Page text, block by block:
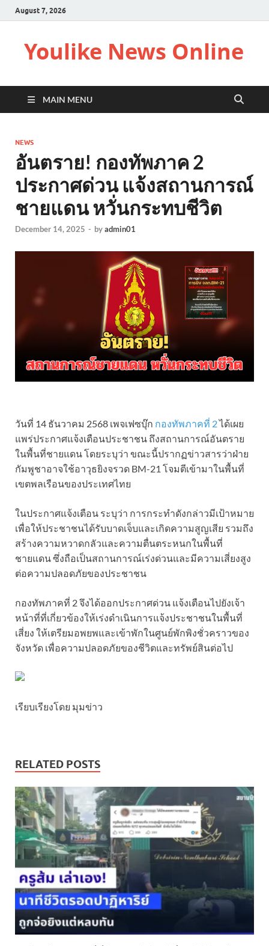
August 7, 2026
Youlike News Online
MAIN MENU
NEWS
อันตราย! กองทัพภาค 2
ประกาศด่วน แจ้งสถานการณ์
ชายแดน หวั่นกระทบชีวิต
December 14, 2025 - byadmin01
วันที่ 14 ธันวาคม 2568 เพจเฟซบุ๊ก กองทัพภาคที่ 2ได้เผย
แพร่ประกาศแจ้งเตือนประชาชน ถึงสถานการณ์อันตราย
ในพื้นที่ชายแดน โดยระบุว่า ขณะนี้ปรากฏข่าวสารว่าฝ่าย
กัมพูชาอาจใช้อาวุธยิงจรวด BM-21 โจมตีเข้ามาในพื้นที่
เขตพลเรือนของประเทศไทย
ในประกาศแจ้งเตือน ระบุว่า การกระทำดังกล่าวมีเป้าหมาย
เพื่อให้ประชาชนได้รับบาดเจ็บและเกิดความสูญเสีย รวมถึง
สร้างความหวาดกลัวและความตื่นตระหนกในพื้นที่
ชายแดน ซึ่งถือเป็นสถานการณ์เร่งด่วนและมีความเสี่ยงสูง
ต่อความปลอดภัยของประชาชน
กองทัพภาคที่ 2 จึงได้ออกประกาศด่วน แจ้งเตือนไปยังเจ้า
หน้าที่ที่เกี่ยวข้องให้เร่งดำเนินการแจ้งประชาชนในพื้นที่
เสี่ยง ให้เตรียมอพยพและเข้าพักในศูนย์พักพิงชั่วคราวของ
จังหวัด เพื่อความปลอดภัยของชีวิตและทรัพย์สินต่อไป
เรียบเรียงโดย มุมข่าว
RELATED POSTS